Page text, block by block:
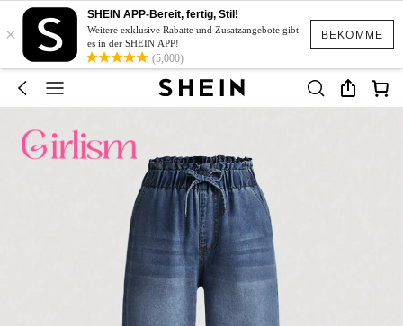
BEKOMME
×
SHEIN APP-Bereit, fertig, Stil!
Weitere exklusive Rabatte und Zusatzangebote gibt
es in der SHEIN APP!
(5,000)